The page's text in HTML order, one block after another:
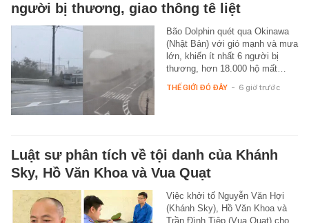
người bị thương, giao thông tê liệt
Bão Dolphin quét qua Okinawa
(Nhật Bản) với gió mạnh và mưa
lớn, khiến ít nhất 6 người bị
thương, hơn 18.000 hộ mất…
THẾ GIỚI ĐÓ ĐÂY - 6 giờ trước
Luật sư phân tích về tội danh của Khánh
Sky, Hồ Văn Khoa và Vua Quạt
Việc khởi tố Nguyễn Văn Hợi
(Khánh Sky), Hồ Văn Khoa và
Trần Đình Tiệp (Vua Quạt) cho